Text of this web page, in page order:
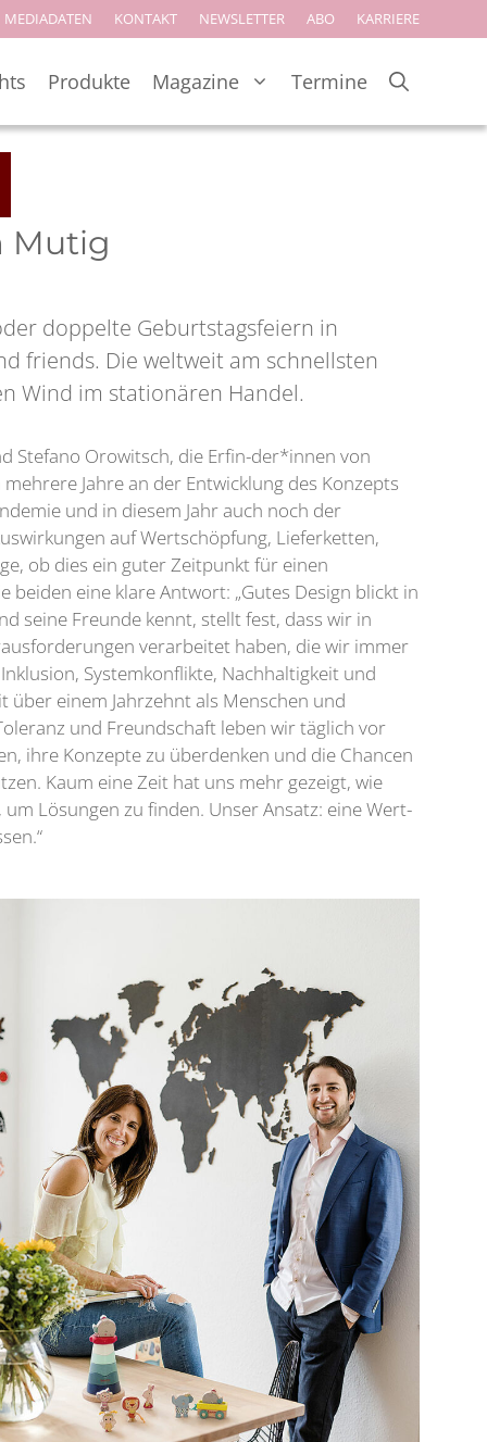
MEDIADATEN KONTAKT NEWSLETTER ABO KARRIERE
Produkte Magazine Termine
Mutig
doppelte Geburtstagsfeiern in
friends. Die weltweit am schnellsten
Wind im stationären Handel.
Stefano Orowitsch, die Erfin-der*innen von
Jahre an der Entwicklung des Konzepts
und in diesem Jahr auch noch der
auf Wertschöpfung, Lieferketten,
ob dies ein guter Zeitpunkt für einen
beiden eine klare Antwort: „Gutes Design blickt in
seine Freunde kennt, stellt fest, dass wir in
verarbeitet haben, die wir immer
Systemkonflikte, Nachhaltigkeit und
über einem Jahrzehnt als Menschen und
und Freundschaft leben wir täglich vor
ihre Konzepte zu überdenken und die Chancen
Kaum eine Zeit hat uns mehr gezeigt, wie
Lösungen zu finden. Unser Ansatz: eine Wert-